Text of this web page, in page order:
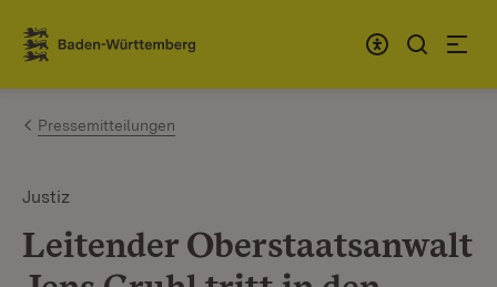
Zum Inhalt springen
Link zur Startseite
Pressemitteilungen
Justiz
Leitender Oberstaatsanwalt